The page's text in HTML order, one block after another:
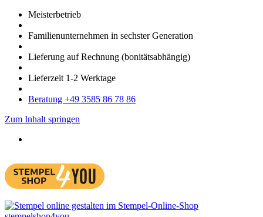
Meister­betrieb
Familien­unter­nehmen in sechster Gene­ration
Lieferung auf Rech­nung (bonitätsabhängig)
Liefer­zeit 1-2 Werk­tage
Bera­tung +49 3585 86 78 86
Zum Inhalt springen